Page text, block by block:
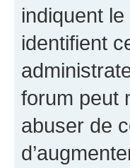
indiquent
identifient
forum peut
abuser de